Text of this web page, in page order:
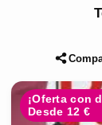
¡Oferta con
Desde 12 €